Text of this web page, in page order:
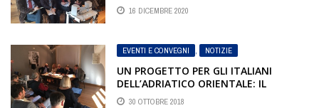
16 DICEMBRE 2020
EVENTI E CONVEGNI , NOTIZIE
UN PROGETTO PER GLI ITALIANI
DELL’ADRIATICO ORIENTALE: IL
NOSTRO CONVEGNO, PRIMA PARTE
30 OTTOBRE 2018